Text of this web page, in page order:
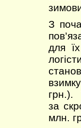
З
для
грн.).
за
млн.